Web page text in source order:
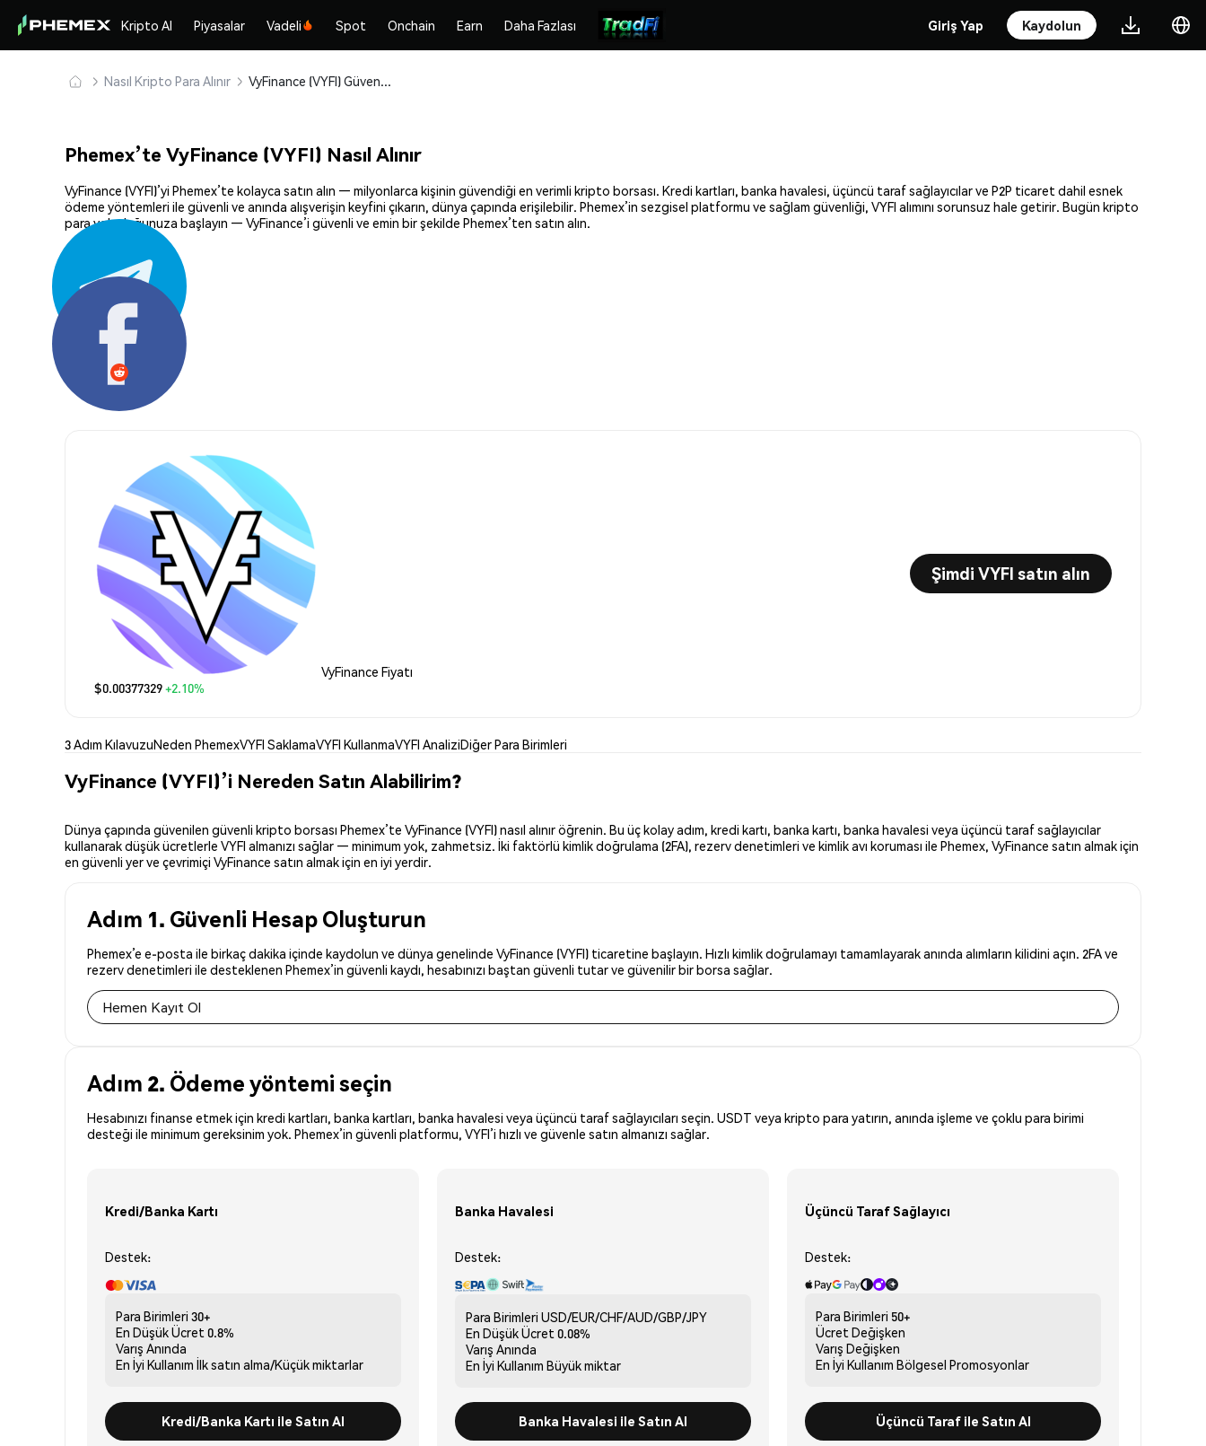
Kripto Al Piyasalar Vadeli Spot Onchain Earn Daha Fazlası Giriş Yap Kaydolun
Nasıl Kripto Para Alınır VyFinance (VYFI) Güvenle Satın Alın ve Saklayın
Phemex’te VyFinance (VYFI) Nasıl Alınır
VyFinance (VYFI)’yi Phemex’te kolayca satın alın — milyonlarca kişinin güvendiği en verimli kripto borsası. Kredi kartları, banka havalesi, üçüncü taraf sağlayıcılar ve P2P ticaret dahil esnek
ödeme yöntemleri ile güvenli ve anında alışverişin keyfini çıkarın, dünya çapında erişilebilir. Phemex’in sezgisel platformu ve sağlam güvenliği, VYFI alımını sorunsuz hale getirir. Bugün kripto
para yolculuğunuza başlayın — VyFinance’i güvenli ve emin bir şekilde Phemex’ten satın alın.
VyFinance Fiyatı
$0.00377329+2.10%
Şimdi VYFI satın alın
3 Adım KılavuzuNeden PhemexVYFI SaklamaVYFI KullanmaVYFI AnaliziDiğer Para Birimleri
VyFinance (VYFI)’i Nereden Satın Alabilirim?
Dünya çapında güvenilen güvenli kripto borsası Phemex’te VyFinance (VYFI) nasıl alınır öğrenin. Bu üç kolay adım, kredi kartı, banka kartı, banka havalesi veya üçüncü taraf sağlayıcılar
kullanarak düşük ücretlerle VYFI almanızı sağlar — minimum yok, zahmetsiz. İki faktörlü kimlik doğrulama (2FA), rezerv denetimleri ve kimlik avı koruması ile Phemex, VyFinance satın almak için
en güvenli yer ve çevrimiçi VyFinance satın almak için en iyi yerdir.
Adım 1. Güvenli Hesap Oluşturun
Phemex’e e-posta ile birkaç dakika içinde kaydolun ve dünya genelinde VyFinance (VYFI) ticaretine başlayın. Hızlı kimlik doğrulamayı tamamlayarak anında alımların kilidini açın. 2FA ve
rezerv denetimleri ile desteklenen Phemex’in güvenli kaydı, hesabınızı baştan güvenli tutar ve güvenilir bir borsa sağlar.
Hemen Kayıt Ol
Adım 2. Ödeme yöntemi seçin
Hesabınızı finanse etmek için kredi kartları, banka kartları, banka havalesi veya üçüncü taraf sağlayıcıları seçin. USDT veya kripto para yatırın, anında işleme ve çoklu para birimi
desteği ile minimum gereksinim yok. Phemex’in güvenli platformu, VYFI’i hızlı ve güvenle satın almanızı sağlar.
Kredi/Banka Kartı
Destek:
Para Birimleri 30+
En Düşük Ücret 0.8%
Varış Anında
En İyi Kullanım İlk satın alma/Küçük miktarlar
Kredi/Banka Kartı ile Satın Al
Banka Havalesi
Destek:
Para Birimleri USD/EUR/CHF/AUD/GBP/JPY
En Düşük Ücret 0.08%
Varış Anında
En İyi Kullanım Büyük miktar
Banka Havalesi ile Satın Al
Üçüncü Taraf Sağlayıcı
Destek:
Para Birimleri 50+
Ücret Değişken
Varış Değişken
En İyi Kullanım Bölgesel Promosyonlar
Üçüncü Taraf ile Satın Al